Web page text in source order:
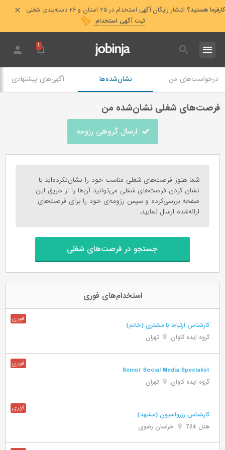
کارفرما هستید؟ انتشار رایگان آگهی استخدام در ۲۵ استان و ۲۶ دسته‌بندی شغلی
ثبت آگهی استخدام
۱
درخواست‌های من نشان‌شده‌ها آگهی‌های پیشنهادی
فرصت‌های شغلی نشان‌شده من
ارسال گروهی رزومه
شما هنوز فرصت‌‌های شغلی مناسب خود را نشان‌نکرده‌اید با
نشان کردن فرصت‌های شغلی می‌توانید آن‌ها را از طریق این
صفحه بررسی‌کرده و سپس رزومه‌ی خود را برای فرصت‌های
ارائه‌شده ارسال نمایید.
جستجو در فرصت‌های شغلی
استخدام‌های فوری
کارشناس ارتباط با مشتری (خانم)
گروه ایده کاوان
تهران
Senior Social Media Specialist
گروه ایده کاوان
تهران
کارشناس رزرواسیون (مشهد)
هتل 724
خراسان رضوی